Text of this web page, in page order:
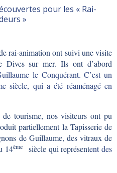
rai-animation ont suivi une visite
Dives sur mer. Ils ont d’abord
le Conquérant. C’est un
siècle, qui a été réaménagé en
tourisme, nos visiteurs ont pu
partiellement la Tapisserie de
de Guillaume, des vitraux de
14ème siècle qui représentent des